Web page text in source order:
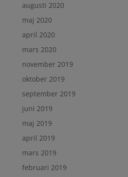
augusti 2020
maj 2020
april 2020
mars 2020
november 2019
oktober 2019
september 2019
juni 2019
maj 2019
april 2019
mars 2019
februari 2019